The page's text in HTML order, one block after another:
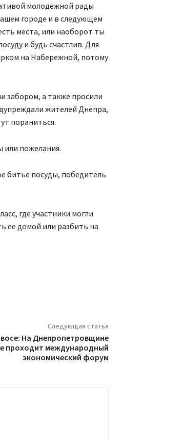
молодежной рады
городе и в следующем
места, или наоборот ты
и будь счастлив. Для
на Набережной, потому
забором, а также просили
жителей Днепра,
пораниться.
или пожелания.
битье посуды, победитель
где участники могли
ее домой или разбить на
Следующая статья
На Днепропетровщине
проходит международный
экономический форум